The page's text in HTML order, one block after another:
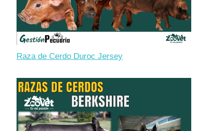
Raza de Cerdo Duroc Jersey